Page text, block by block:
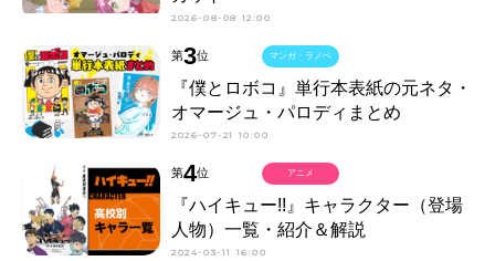
2026-08-08 12:00
第3位
『僕とロボコ』単行本表紙の元ネタ・
オマージュ・パロディまとめ
2026-07-21 10:00
マンガ・ラノベ
第4位
『ハイキュー!!』キャラクター（登場
人物）一覧・紹介＆解説
2024-03-11 16:00
アニメ